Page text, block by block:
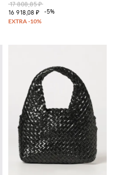
17 808,85 ₽
16 918,08 ₽
-5%